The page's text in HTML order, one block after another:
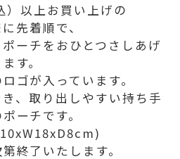
以上お買い上げの
先着順で、
ーチをおひとつさしあげ
ます。
ゴが入っています。
、取り出しやすい持ち手
ーチです。
終了いたします。